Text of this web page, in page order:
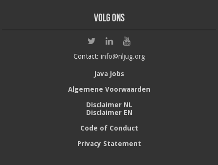
Volg ons
Contact: info@nljug.org
Java Jobs
Algemene Voorwaarden
Disclaimer NL
Disclaimer EN
Code of Conduct
Privacy Statement